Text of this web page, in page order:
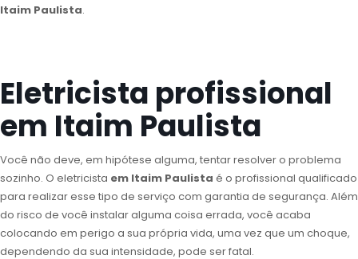
Itaim Paulista.
Eletricista profissional
em Itaim Paulista
Você não deve, em hipótese alguma, tentar resolver o problema
sozinho. O eletricista em Itaim Paulista é o profissional qualificado
para realizar esse tipo de serviço com garantia de segurança. Além
do risco de você instalar alguma coisa errada, você acaba
colocando em perigo a sua própria vida, uma vez que um choque,
dependendo da sua intensidade, pode ser fatal.